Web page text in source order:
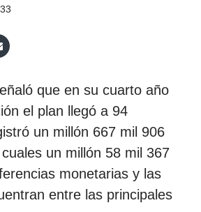
que en su cuarto año
el plan llegó a 94
un millón 667 mil 906
un millón 58 mil 367
monetarias y las
entre las principales